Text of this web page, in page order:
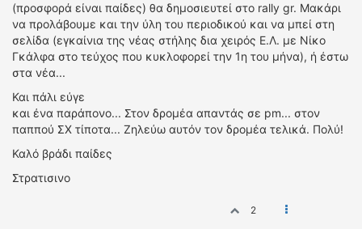
(προσφορά είναι παίδες) θα δημοσιευτεί στο rally gr. Μακάρι
να προλάβουμε και την ύλη του περιοδικού και να μπεί στη
σελίδα (εγκαίνια της νέας στήλης δια χειρός Ε.Λ. με Νίκο
Γκάλφα στο τεύχος που κυκλοφορεί την 1η του μήνα), ή έστω
στα νέα...
Και πάλι εύγε
και ένα παράπονο... Στον δρομέα απαντάς σε pm... στον
παππού ΣΧ τίποτα... Ζηλεύω αυτόν τον δρομέα τελικά. Πολύ!
Καλό βράδι παίδες
Στρατισινο
2